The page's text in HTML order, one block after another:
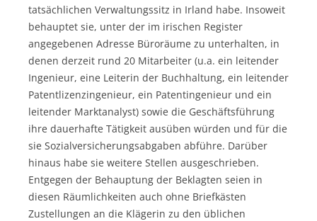
tatsächlichen Verwaltungssitz in Irland habe. Insoweit
behauptet sie, unter der im irischen Register
angegebenen Adresse Büroräume zu unterhalten, in
denen derzeit rund 20 Mitarbeiter (u.a. ein leitender
Ingenieur, eine Leiterin der Buchhaltung, ein leitender
Patentlizenzingenieur, ein Patentingenieur und ein
leitender Marktanalyst) sowie die Geschäftsführung
ihre dauerhafte Tätigkeit ausüben würden und für die
sie Sozialversicherungsabgaben abführe. Darüber
hinaus habe sie weitere Stellen ausgeschrieben.
Entgegen der Behauptung der Beklagten seien in
diesen Räumlichkeiten auch ohne Briefkästen
Zustellungen an die Klägerin zu den üblichen